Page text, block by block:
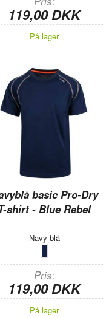
119,00 DKK
På lager
basic Pro-Dry
shirt - Blue Rebel
Navy blå
Pris
119,00 DKK
På lager